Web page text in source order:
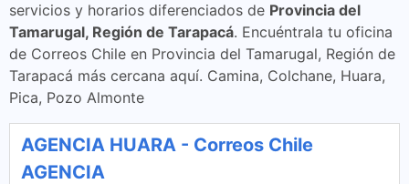
servicios y horarios diferenciados de Provincia del
Tamarugal, Región de Tarapacá. Encuéntrala tu oficina
de Correos Chile en Provincia del Tamarugal, Región de
Tarapacá más cercana aquí. Camina, Colchane, Huara,
Pica, Pozo Almonte
AGENCIA HUARA - Correos Chile
AGENCIA